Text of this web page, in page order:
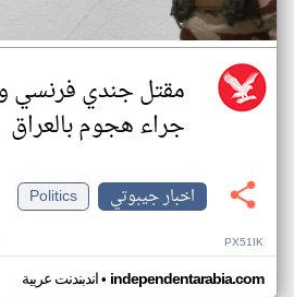
جراء هجوم بالعراق
اخبار جيبوتي
Politics
PX51IK
اندبندنت عربية• independentarabia.com